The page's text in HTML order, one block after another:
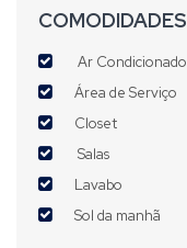
COMODIDADES
Ar Condicionado
Área de Serviço
Closet
Salas
Lavabo
Sol da manhã